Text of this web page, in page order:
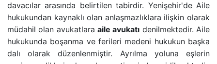
İCRA VE İFLAS HUKUKU
BORÇLAR HUKUKU
İSIM VE SOYISIM DEĞIŞIKLIĞI DAVASI
ÇEKIŞMELI BOŞANMA DAVASI
davacılar arasında belirtilen tabirdir. Yenişehir'de Aile
hukukundan kaynaklı olan anlaşmazlıklara ilişkin olarak
müdahil olan avukatlara aile avukatı denilmektedir.Aile
hukukunda boşanma ve ferileri medeni hukukun başka
dalı olarak düzenlenmiştir. Ayrılma yoluna eşlerin